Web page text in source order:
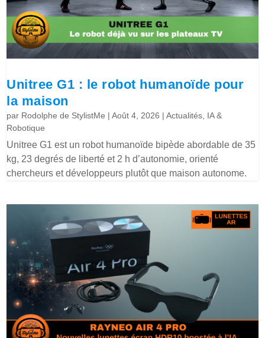
Unitree G1 : le robot humanoïde pour
la maison
par Rodolphe de StylistMe |Août 4, 2026 |Actualités IA &
Robotique
Unitree G1 est un robot humanoïde bipède abordable de 35
kg, 23 degrés de liberté et 2 h d’autonomie, orienté
chercheurs et développeurs plutôt que maison autonome.